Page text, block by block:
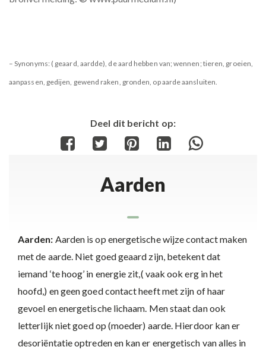
– Synonyms: ( geaard, aardde), de aard hebben van; wennen; tieren, groeien,
aanpassen, gedijen, gewend raken, gronden, op aarde aansluiten.
Deel dit bericht op:
Share
Facebook
Share
Twitter
Share
Pinterest
Share
Aarden
Aarden: Aarden is op energetische wijze contact maken
met de aarde. Niet goed geaard zijn, betekent dat
iemand ‘te hoog’ in energie zit,( vaak ook erg in het
hoofd,) en geen goed contact heeft met zijn of haar
gevoel en energetische lichaam. Men staat dan ook
letterlijk niet goed op (moeder) aarde. Hierdoor kan er
desoriëntatie optreden en kan er energetisch van alles in